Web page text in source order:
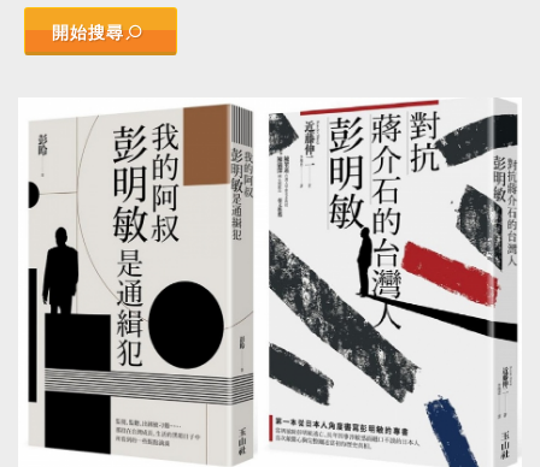
開始搜尋